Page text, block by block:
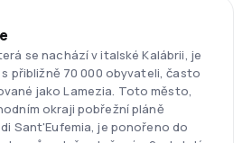
se nachází v italské Kalábrii, je
přibližně 70 000 obyvateli, často
jako Lamezia. Toto město,
okraji pobřežní pláně
Sant'Eufemia, je ponořeno do